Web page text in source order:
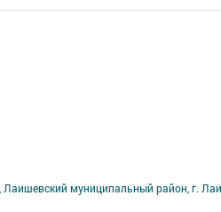
Лаишевский муниципальный район, г.